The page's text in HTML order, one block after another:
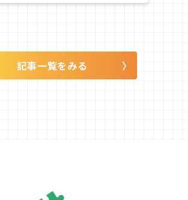
記事一覧をみる